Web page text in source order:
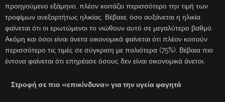
προηγούμενο εξάμηνο, πλέον κοιτάζει περισσότερο την τιμή των
τροφίμων ανεξαρτήτως ηλικίας. Βέβαια, όσο αυξάνεται η ηλικία
φαίνεται ότι οι ερωτώμενοι το νιώθουν αυτό σε μεγαλύτερο βαθμό.
Ακόμη και όσοι είναι άνετα οικονομικά φαίνεται ότι πλέον κοιτούν
περισσότερο τις τιμές σε σύγκριση με παλιότερα (75%). Βέβαια πιο
έντονα φαίνεται ότι επηρέασε όσους δεν είναι οικονομικά άνετοι.
Στροφή σε πιο «επικίνδυνα» για την υγεία φαγητά